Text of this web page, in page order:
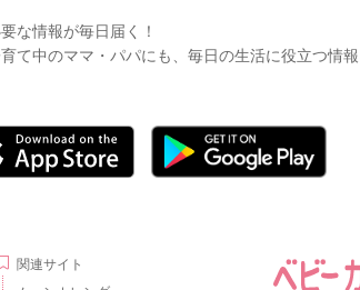
な情報が毎日届く！
て中のママ・パパにも、毎日の生活に役立つ情報
関連サイト